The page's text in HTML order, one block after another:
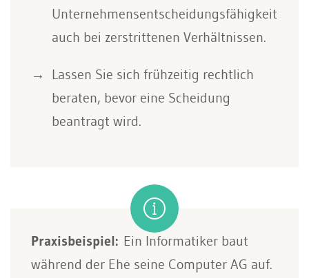
Unternehmensentscheidungsfähigkeit
auch bei zerstrittenen Verhältnissen.
Lassen Sie sich frühzeitig rechtlich
beraten, bevor eine Scheidung
beantragt wird.
Praxisbeispiel: Ein Informatiker baut
während der Ehe seine Computer AG auf.